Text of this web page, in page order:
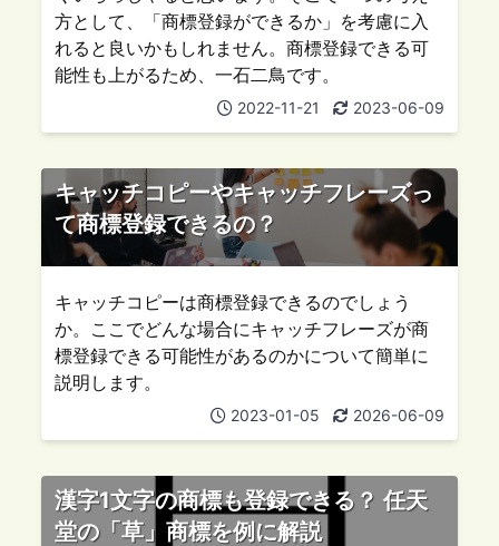
方として、「商標登録ができるか」を考慮に入
れると良いかもしれません。商標登録できる可
能性も上がるため、一石二鳥です。
2022-11-21 2023-06-09
キャッチコピーやキャッチフレーズっ
て商標登録できるの？
キャッチコピーは商標登録できるのでしょう
か。ここでどんな場合にキャッチフレーズが商
標登録できる可能性があるのかについて簡単に
説明します。
2023-01-05 2026-06-09
漢字1文字の商標も登録できる？ 任天
堂の「草」商標を例に解説